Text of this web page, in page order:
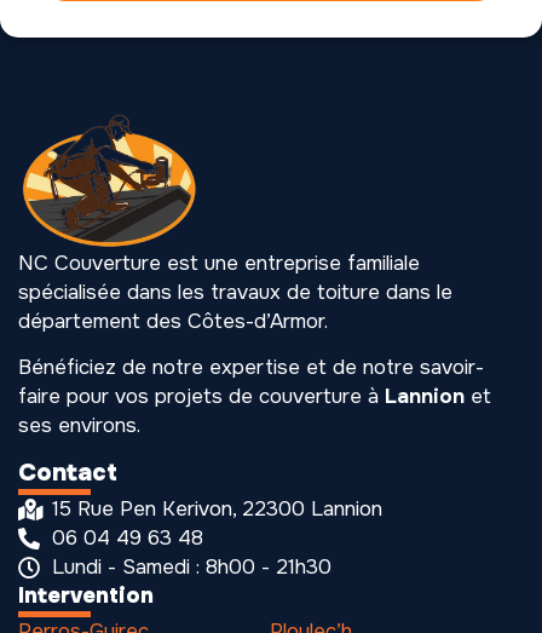
NC Couverture est une entreprise familiale
spécialisée dans les travaux de toiture dans le
département des Côtes-d’Armor.
Bénéficiez de notre expertise et de notre savoir-
faire pour vos projets de couverture à Lannion et
ses environs.
Intervention
Contact
15 Rue Pen Kerivon, 22300 Lannion
06 04 49 63 48
Lundi - Samedi : 8h00 - 21h30